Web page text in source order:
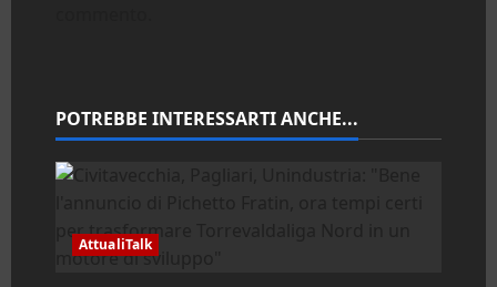
n
e
POTREBBE INTERESSARTI ANCHE...
AttualiTalk